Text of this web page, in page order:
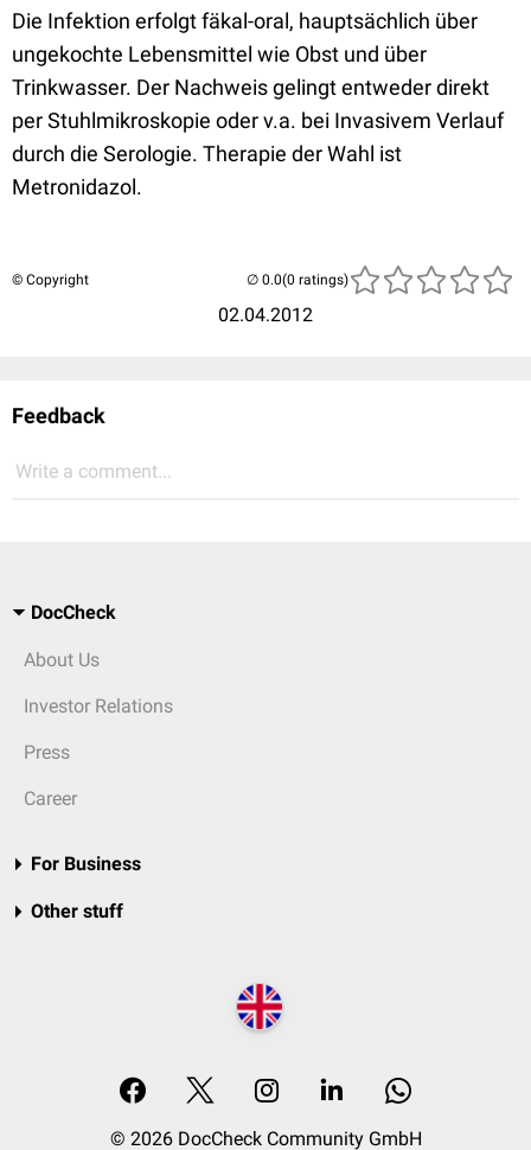
Die Infektion erfolgt fäkal-oral, hauptsächlich über
ungekochte Lebensmittel wie Obst und über
Trinkwasser. Der Nachweis gelingt entweder direkt
per Stuhlmikroskopie oder v.a. bei Invasivem Verlauf
durch die Serologie. Therapie der Wahl ist
Metronidazol.
© Copyright
02.04.2012
(0 ratings)
Feedback
Write a comment...
DocCheck
About Us
Investor Relations
Press
Career
For Business
Other stuff
© 2026 DocCheck Community GmbH